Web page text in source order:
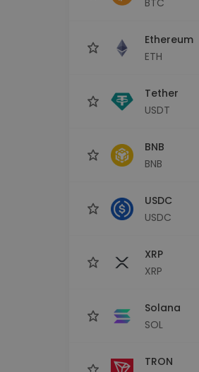
Ethereum
ETH
Tether
USDT
BNB
BNB
USDC
USDC
XRP
XRP
Solana
SOL
TRON